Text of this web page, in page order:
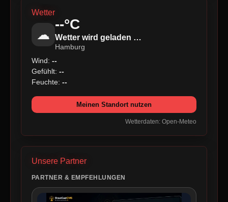
Wetter
☁
--°C
Wetter wird geladen …
Hamburg
Wind: --
Gefühlt: --
Feuchte: --
Meinen Standort nutzen
Wetterdaten: Open-Meteo
Unsere Partner
PARTNER & EMPFEHLUNGEN